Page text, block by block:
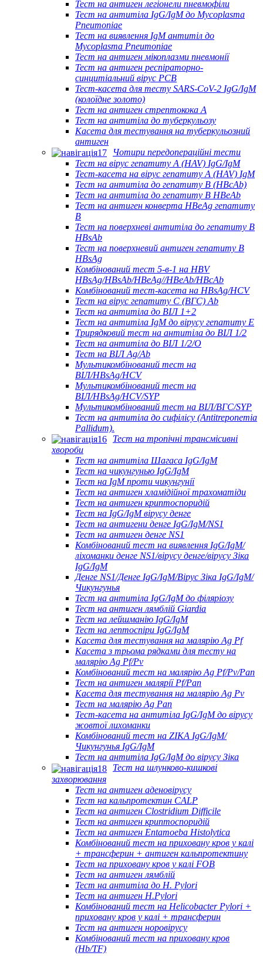
Тест на антиген легіонели пневмофіли
Тест на антитіла IgG/IgM до Mycoplasma
Pneumoniae
Тест на виявлення IgM антитіл до
Mycoplasma Pneumoniae
Тест на антиген мікоплазми пневмонії
Тест на антиген респіраторно-
синцитіальний вірус РСВ
Тест-касета для тесту SARS-CoV-2 IgG/IgM
(колоїдне золото)
Тест на антиген стрептокока А
Тест на антитіла до туберкульозу
Касета для тестування на туберкульозний
антиген
Чотири передопераційні тести
Тест на вірус гепатиту А (HAV) IgG/IgM
Тест-касета на вірус гепатиту А (HAV) IgM
Тест на антитіла до гепатиту B (HBcAb)
Тест на антитіла до гепатиту B HBeAb
Тест на антиген конверта HBeAg гепатиту
B
Тест на поверхневі антитіла до гепатиту B
HBsAb
Тест на поверхневий антиген гепатиту B
HBsAg
Комбінований тест 5-в-1 на HBV
HBsAg/HBsAb/HBeAg//HBeAb/HBcAb
Комбінований тест-касета на HBsAg/HCV
Тест на вірус гепатиту С (ВГС) Ab
Тест на антитіла до ВІЛ 1+2
Тест на антитіла IgM до вірусу гепатиту Е
Трирядковий тест на антитіла до ВІЛ 1/2
Тест на антитіла до ВІЛ 1/2/O
Тест на ВІЛ Ag/Ab
Мультикомбінований тест на
ВІЛ/HBsAg/HCV
Мультикомбінований тест на
ВІЛ/HBsAg/HCV/SYP
Мультикомбінований тест на ВІЛ/ВГС/SYP
Тест на антитіла до сифілісу (Antitreponemia
Pallidum).
Тест на тропічні трансмісивні
хвороби
Тест на антитіла Шагаса IgG/IgM
Тест на чикунгунью IgG/IgM
Тест на IgM проти чикунгунії
Тест на антиген хламідійної трахоматіди
Тест на антиген криптоспоридій
Тест на IgG/IgM вірусу денге
Тест на антигени денге IgG/IgM/NS1
Тест на антиген денге NS1
Комбінований тест на виявлення IgG/IgM/
ліхоманки денге NS1/вірусу денге/вірусу Зіка
IgG/IgM
Денге NS1/Денге IgG/IgM/Вірус Зіка IgG/IgM/
Чикунгунья
Тест на антитіла IgG/IgM до філяріозу
Тест на антиген лямблій Giardia
Тест на лейшманію IgG/IgM
Тест на лептоспіри IgG/IgM
Касета для тестування на малярію Ag Pf
Касета з трьома рядками для тесту на
малярію Ag Pf/Pv
Комбінований тест на малярію Ag Pf/Pv/Pan
Тест на антиген малярії Pf/Pan
Касета для тестування на малярію Ag Pv
Тест на малярію Ag Pan
Тест-касета на антитіла IgG/IgM до вірусу
жовтої лихоманки
Комбінований тест на ZIKA IgG/IgM/
Чикунгунья IgG/IgM
Тест на антитіла IgG/IgM до вірусу Зіка
Тест на шлунково-кишкові
захворювання
Тест на антиген аденовірусу
Тест на кальпротектин CALP
Тест на антиген Clostridium Difficile
Тест на антиген криптоспоридій
Тест на антиген Entamoeba Histolytica
Комбінований тест на приховану кров у калі
+ трансферин + антиген кальпротектину
Тест на приховану кров у калі FOB
Тест на антиген лямблій
Тест на антитіла до H. Pylori
Тест на антиген H.Pylori
Комбінований тест на Helicobacter Pylori +
приховану кров у калі + трансферин
Тест на антиген норовірусу
Комбінований тест на приховану кров
(Hb/TF)